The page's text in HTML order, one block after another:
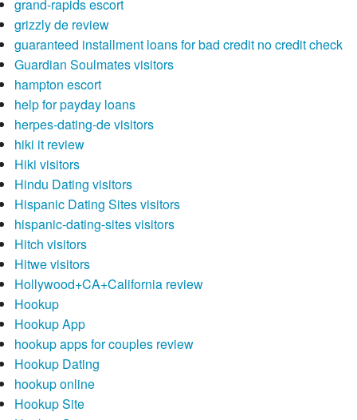
grand-rapids escort
grizzly de review
guaranteed installment loans for bad credit no credit check
Guardian Soulmates visitors
hampton escort
help for payday loans
herpes-dating-de visitors
hiki it review
Hiki visitors
Hindu Dating visitors
Hispanic Dating Sites visitors
hispanic-dating-sites visitors
Hitch visitors
Hitwe visitors
Hollywood+CA+California review
Hookup
Hookup App
hookup apps for couples review
Hookup Dating
hookup online
Hookup Site